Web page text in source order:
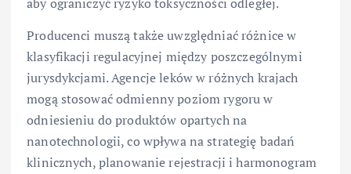
Producenci muszą także uwzględniać różnice w
klasyfikacji regulacyjnej między poszczególnymi
jurysdykcjami. Agencje leków w różnych krajach
mogą stosować odmienny poziom rygoru w
odniesieniu do produktów opartych na
nanotechnologii, co wpływa na strategię badań
klinicznych, planowanie rejestracji i harmonogram